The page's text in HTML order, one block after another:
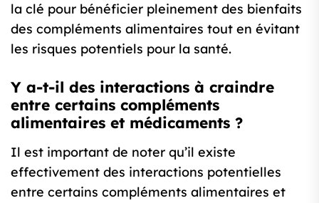
la clé pour bénéficier pleinement des bienfaits
des compléments alimentaires tout en évitant
les risques potentiels pour la santé.
Y a-t-il des interactions à craindre
entre certains compléments
alimentaires et médicaments ?
Il est important de noter qu’il existe
effectivement des interactions potentielles
entre certains compléments alimentaires et